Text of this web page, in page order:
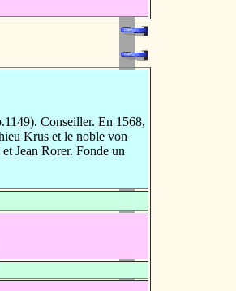
Conseiller. En 1568,
Krus et le noble von
Jean Rorer. Fonde un